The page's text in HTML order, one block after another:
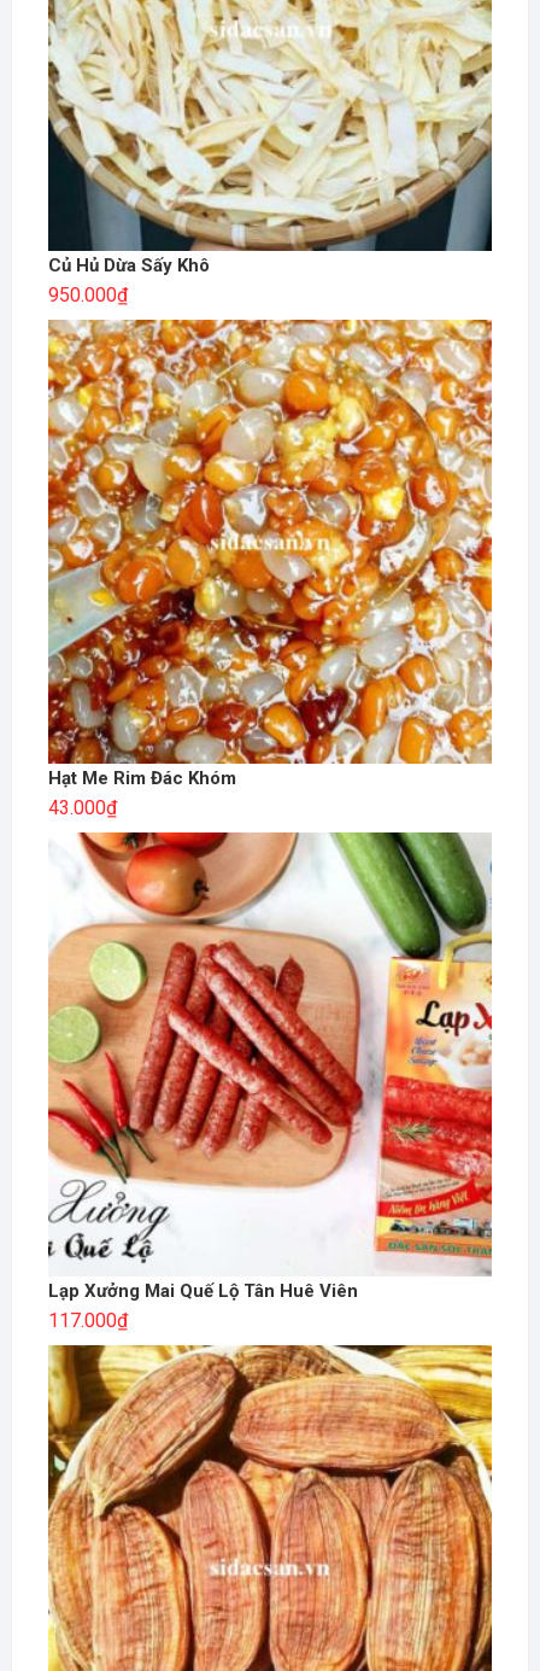
Củ Hủ Dừa Sấy Khô
950.000₫
Hạt Me Rim Đác Khóm
43.000₫
Lạp Xưởng Mai Quế Lộ Tân Huê Viên
117.000₫